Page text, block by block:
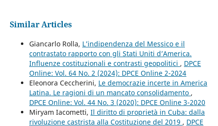
Similar Articles
Giancarlo Rolla, L’indipendenza del Messico e il
contrastato rapporto con gli Stati Uniti d’America.
Influenze costituzionali e contrasti geopolitici , DPCE
Online: Vol. 64 No. 2 (2024): DPCE Online 2-2024
Eleonora Ceccherini, Le democrazie incerte in America
Latina. Le ragioni di un mancato consolidamento ,
DPCE Online: Vol. 44 No. 3 (2020): DPCE Online 3-2020
Miryam Iacometti, Il diritto di proprietà in Cuba: dalla
rivoluzione castrista alla Costituzione del 2019 , DPCE